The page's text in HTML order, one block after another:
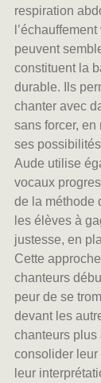
respiration
peuvent
constituent la
durable. Ils
chanter avec
sans forcer,
ses
Aude utilise
vocaux
de la méthode
les élèves à
justesse, en
Cette
chanteurs
peur de se
devant les
chanteurs
consolider
leur